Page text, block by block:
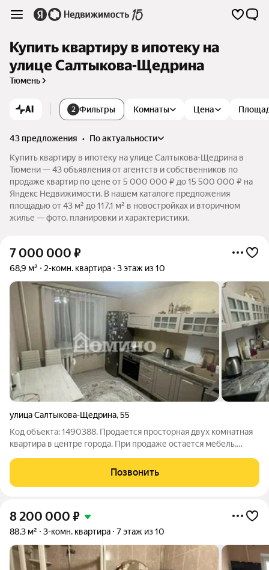
Купить квартиру в ипотеку на
улице Салтыкова-Щедрина
Тюмень
AI 2 Фильтры Комнаты Цена
43 предложения •
по актуальности
Купить квартиру в ипотеку на улице Салтыкова-Щедрина в
Тюмени — 43 объявления от агентств и собственников по
продаже квартир по цене от 5 000 000 ₽ до 15 500 000 ₽ на
Яндекс Недвижимости. В нашем каталоге предложения
площадью от 43 м² до 117,1 м² в новостройках и вторичном
жилье — фото, планировки и характеристики.
7 000 000 ₽
68,9 м² 2-комн. квартира 3 этаж из 10
улица Салтыкова-Щедрина,55
Код объекта: 1490388. Продается просторная двух комнатная
квартира в центре города. При продаже остается мебель,
сделан был в 2020г (заменили электропроводку, стяжка пола,
сантехника). Все
Позвонить
8 200 000 ₽
88,3 м² 3-комн. квартира 7 этаж из 10